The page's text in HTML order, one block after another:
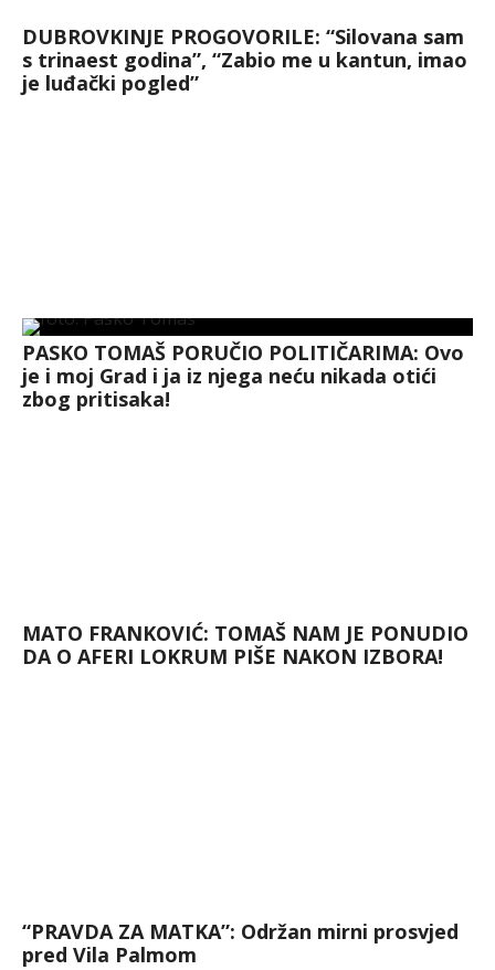
DUBROVKINJE PROGOVORILE: “Silovana sam
s trinaest godina”, “Zabio me u kantun, imao
je luđački pogled”
PASKO TOMAŠ PORUČIO POLITIČARIMA: Ovo
je i moj Grad i ja iz njega neću nikada otići
zbog pritisaka!
MATO FRANKOVIĆ: TOMAŠ NAM JE PONUDIO
DA O AFERI LOKRUM PIŠE NAKON IZBORA!
“PRAVDA ZA MATKA”: Održan mirni prosvjed
pred Vila Palmom